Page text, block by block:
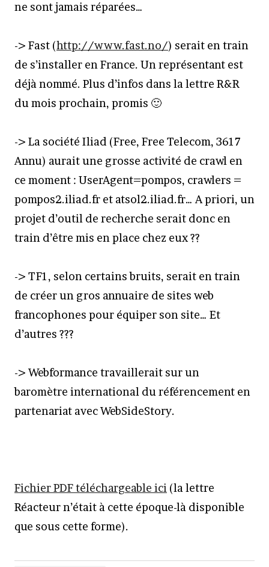
ne sont jamais réparées…
-> Fast (http://www.fast.no/) serait en train
de s’installer en France. Un représentant est
déjà nommé. Plus d’infos dans la lettre R&R
du mois prochain, promis 🙂
-> La société Iliad (Free, Free Telecom, 3617
Annu) aurait une grosse activité de crawl en
ce moment : UserAgent=pompos, crawlers =
pompos2.iliad.fr et atsol2.iliad.fr… A priori, un
projet d’outil de recherche serait donc en
train d’être mis en place chez eux ??
-> TF1, selon certains bruits, serait en train
de créer un gros annuaire de sites web
francophones pour équiper son site… Et
d’autres ???
-> Webformance travaillerait sur un
baromètre international du référencement en
partenariat avec WebSideStory.
Fichier PDF téléchargeable ici (la lettre
Réacteur n’était à cette époque-là disponible
que sous cette forme).